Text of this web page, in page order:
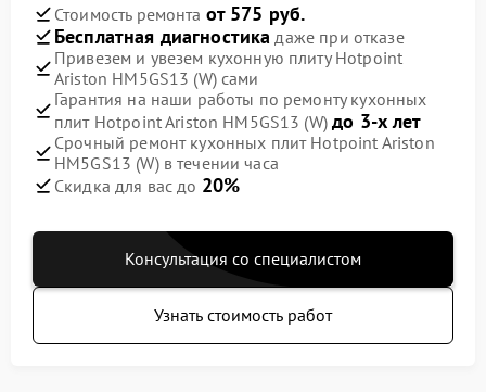
Стоимость ремонта от 575 руб.
Бесплатная диагностика даже при отказе
Привезем и увезем кухонную плиту Hotpoint
Ariston HM5GS13 (W) сами
Гарантия на наши работы по ремонту кухонных
плит Hotpoint Ariston HM5GS13 (W)до 3-х лет
Срочный ремонт кухонных плит Hotpoint Ariston
HM5GS13 (W) в течении часа
Скидка для вас до 20%
Консультация со специалистом
Узнать стоимость работ